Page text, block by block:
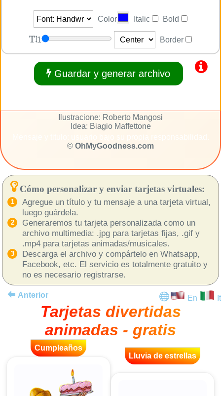
Color Italic Bold
1 Border
Guardar y generar archivo
Ilustracione: Roberto Mangosi
Idea: Biagio Maffettone
© OhMyGoodness.com
Cómo personalizar y enviar tarjetas virtuales:
Agregue un título y tu mensaje a una tarjeta virtual,
luego guárdela.
Generaremos tu tarjeta personalizada como un
archivo multimedia: .jpg para tarjetas fijas, .gif y
.mp4 para tarjetas animadas/musicales.
Descarga el archivo y compártelo en Whatsapp,
Facebook, etc. El servicio es totalmente gratuito y
no es necesario registrarse.
Anterior En It
Tarjetas divertidas
animadas - gratis
Cumpleaños
Lluvia de estrellas